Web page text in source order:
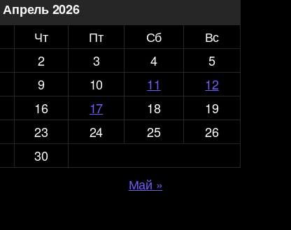
Апрель 2026
Чт Пт Сб
Вс
2 3 4
5
9 10 11
12
16 17 18
19
23 24 25
26
30
Май »